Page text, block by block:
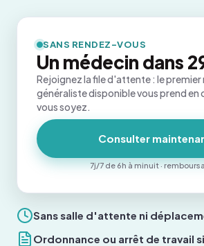
Sans salle d'attente ni
Ordonnance ou arrêt de travail
SANS RENDEZ-VOUS
Un médecin dans
Rejoignez la file d'attente : le premier
généraliste disponible vous prend en
vous soyez.
Consulter
7j/7 de 6h à minuit ·